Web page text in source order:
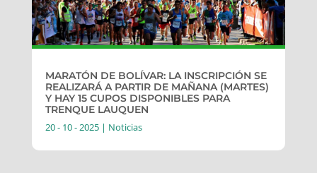
MARATÓN DE BOLÍVAR: LA INSCRIPCIÓN SE
REALIZARÁ A PARTIR DE MAÑANA (MARTES)
Y HAY 15 CUPOS DISPONIBLES PARA
TRENQUE LAUQUEN
20 - 10 - 2025| Noticias